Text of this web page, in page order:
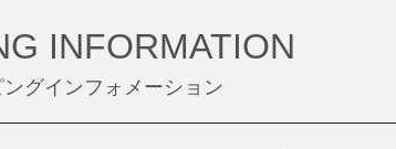
INFORMATION
ングインフォメーション